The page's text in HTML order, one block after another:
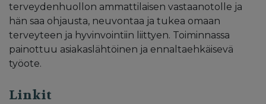
terveydenhuollon ammattilaisen vastaanotolle ja
hän saa ohjausta, neuvontaa ja tukea omaan
terveyteen ja hyvinvointiin liittyen. Toiminnassa
painottuu asiakaslähtöinen ja ennaltaehkäisevä
työote.
Linkit